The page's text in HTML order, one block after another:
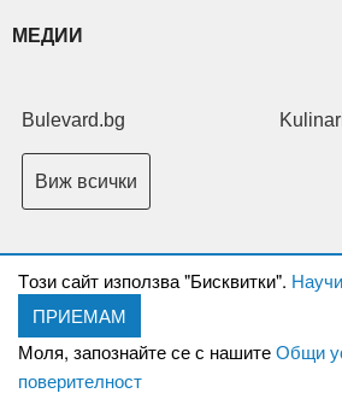
Tози сайт използва "Бисквитки".
ПРИЕМАМ
Моля, запознайте се с нашитеОбщи
поверителност
МЕДИИ
Bulevard.bg
Виж всички
Copyright © 2026 Ксениум ООД. Всички
XeniumCompany.com